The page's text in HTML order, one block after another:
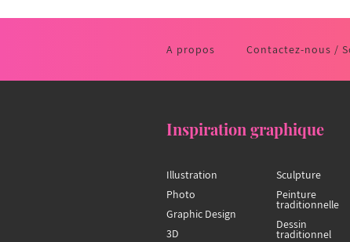
A propos Contactez-nous /
Inspiration graphique
Illustration
Photo
Graphic Design
3D
Sculpture
Peinture
traditionnelle
Dessin
traditionnel